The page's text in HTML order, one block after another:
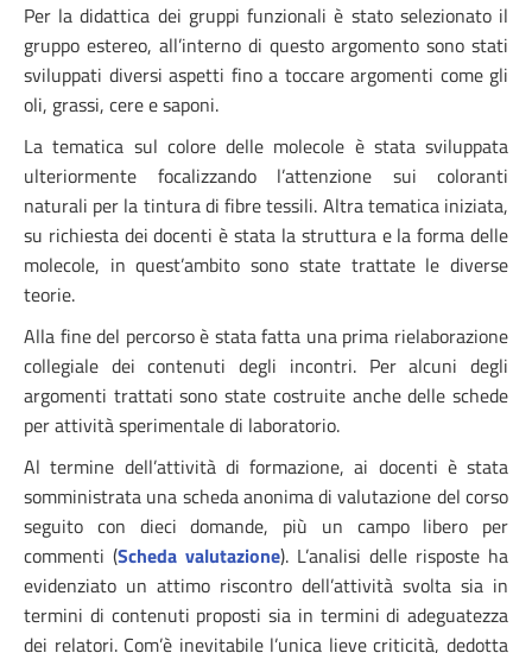
Per la didattica dei gruppi funzionali è stato selezionato il
gruppo estereo, all’interno di questo argomento sono stati
sviluppati diversi aspetti fino a toccare argomenti come gli
oli, grassi, cere e saponi.
La tematica sul colore delle molecole è stata sviluppata
ulteriormente focalizzando l’attenzione sui coloranti
naturali per la tintura di fibre tessili. Altra tematica iniziata,
su richiesta dei docenti è stata la struttura e la forma delle
molecole, in quest’ambito sono state trattate le diverse
teorie.
Alla fine del percorso è stata fatta una prima rielaborazione
collegiale dei contenuti degli incontri. Per alcuni degli
argomenti trattati sono state costruite anche delle schede
per attività sperimentale di laboratorio.
Al termine dell’attività di formazione, ai docenti è stata
somministrata una scheda anonima di valutazione del corso
seguito con dieci domande, più un campo libero per
commenti (Scheda valutazione). L’analisi delle risposte ha
evidenziato un attimo riscontro dell’attività svolta sia in
termini di contenuti proposti sia in termini di adeguatezza
dei relatori. Com’è inevitabile l’unica lieve criticità, dedotta